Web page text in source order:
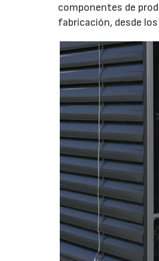
componentes de
fabricación, desde